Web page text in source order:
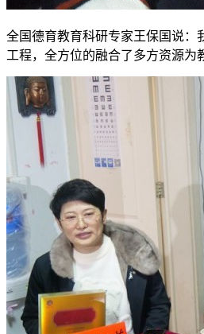
全国德育教育科研专家王保国说：
工程，全方位的融合了多方资源为